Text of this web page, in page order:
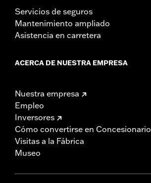
Servicios de seguros
Mantenimiento ampliado
Asistencia en carretera
ACERCA DE NUESTRA EMPRESA
Nuestra empresa
Empleo
Inversores
Cómo convertirse en Concesionario
Visitas a la Fábrica
Museo